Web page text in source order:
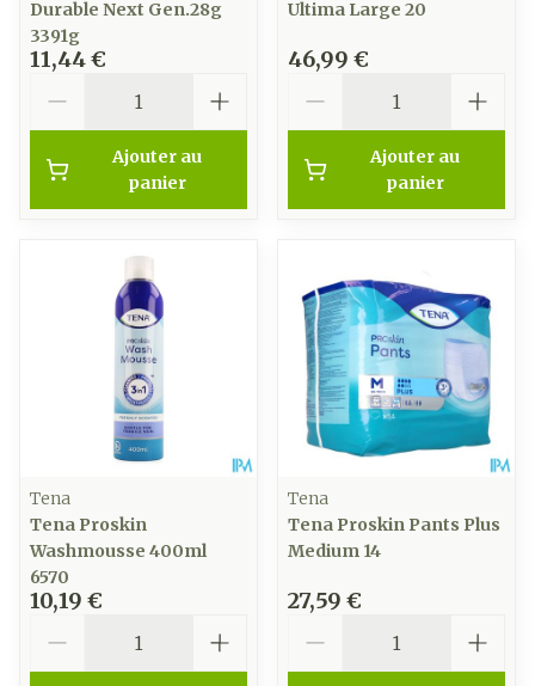
Durable Next Gen.28g
3391g
11,44 €
Ajouter au
panier
Ultima Large 20
46,99 €
Ajouter au
panier
Tena
Tena Proskin
Washmousse 400ml
6570
10,19 €
Tena
Tena Proskin Pants Plus
Medium 14
27,59 €